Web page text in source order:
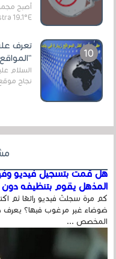
أصبح
تعرف
السلام
نجاح
هل قمت بتسجيل فيديو
المذهل يقوم بتنظيفه دون
كم مرة سجلتَ فيديو رائعًا ثم
ضوضاء غير مرغوب فيها؟ يعرف
المخصص ...